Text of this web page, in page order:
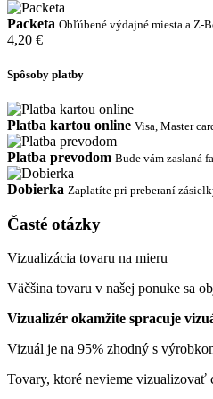
Packeta Obľúbené výdajné miesta a Z-
4,20 €
Spôsoby platby
Platba kartou online Visa, Master
Platba prevodom Bude vám zaslaná
Dobierka Zaplatíte pri preberaní
Časté otázky
Vizualizácia tovaru na mieru
Väčšina tovaru v našej ponuke sa
Vizualizér okamžite spracuje
Vizuál je na 95% zhodný s
Tovary, ktoré nevieme vizualizovať